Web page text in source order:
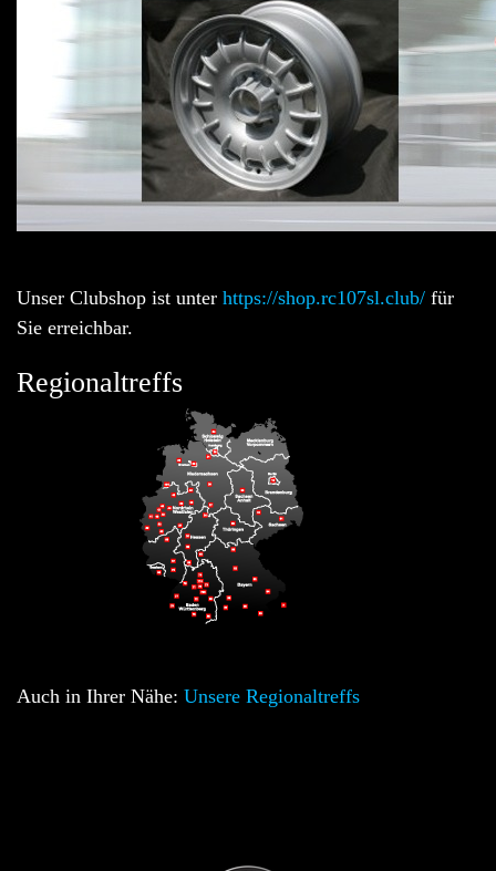
Unser Clubshop ist unter https://shop.rc107sl.club/ für
Sie erreichbar.
Regionaltreffs
Auch in Ihrer Nähe: Unsere Regionaltreffs